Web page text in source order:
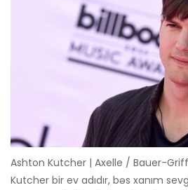
Ashton Kutcher | Axelle / Bauer-
Kutcher bir ev adıdır, bəs xanım